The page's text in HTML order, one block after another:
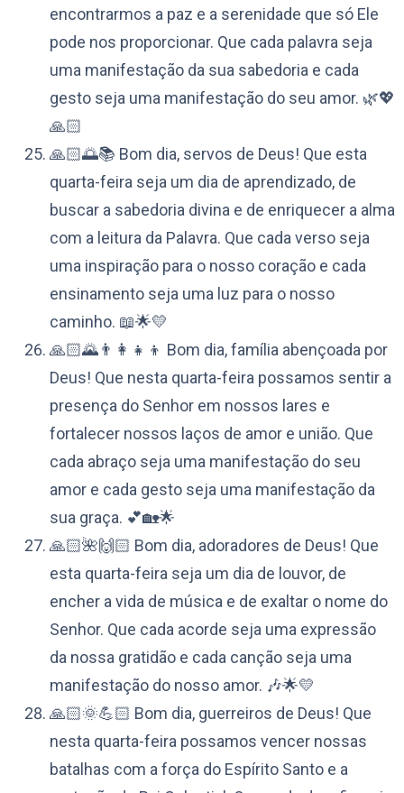
encontrarmos a paz e a serenidade que só Ele
pode nos proporcionar. Que cada palavra seja
uma manifestação da sua sabedoria e cada
gesto seja uma manifestação do seu amor. 🌿💖
🙏🏻
🙏🏻🌅📚 Bom dia, servos de Deus! Que esta
quarta-feira seja um dia de aprendizado, de
buscar a sabedoria divina e de enriquecer a alma
com a leitura da Palavra. Que cada verso seja
uma inspiração para o nosso coração e cada
ensinamento seja uma luz para o nosso
caminho. 📖🌟💛
🙏🏻🌄👨‍👩‍👧‍👦 Bom dia, família abençoada por
Deus! Que nesta quarta-feira possamos sentir a
presença do Senhor em nossos lares e
fortalecer nossos laços de amor e união. Que
cada abraço seja uma manifestação do seu
amor e cada gesto seja uma manifestação da
sua graça. 💕🏡🌟
🙏🏻🌺🙌🏻 Bom dia, adoradores de Deus! Que
esta quarta-feira seja um dia de louvor, de
encher a vida de música e de exaltar o nome do
Senhor. Que cada acorde seja uma expressão
da nossa gratidão e cada canção seja uma
manifestação do nosso amor. 🎶🌟💛
🙏🏻🌞💪🏻 Bom dia, guerreiros de Deus! Que
nesta quarta-feira possamos vencer nossas
batalhas com a força do Espírito Santo e a